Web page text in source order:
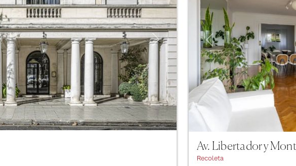
Next Previous
Av. Libertador y
Recoleta